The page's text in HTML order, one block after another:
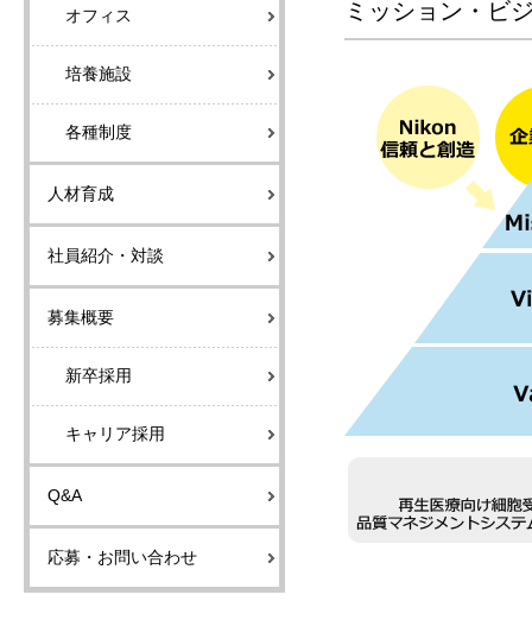
オフィス
培養施設
各種制度
人材育成
社員紹介・対談
募集概要
新卒採用
キャリア採用
Q&A
応募・お問い合わせ
ミッション・ビ